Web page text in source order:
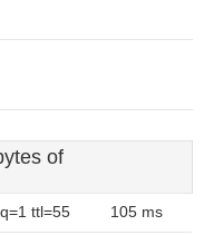
of
ttl=55 105 ms